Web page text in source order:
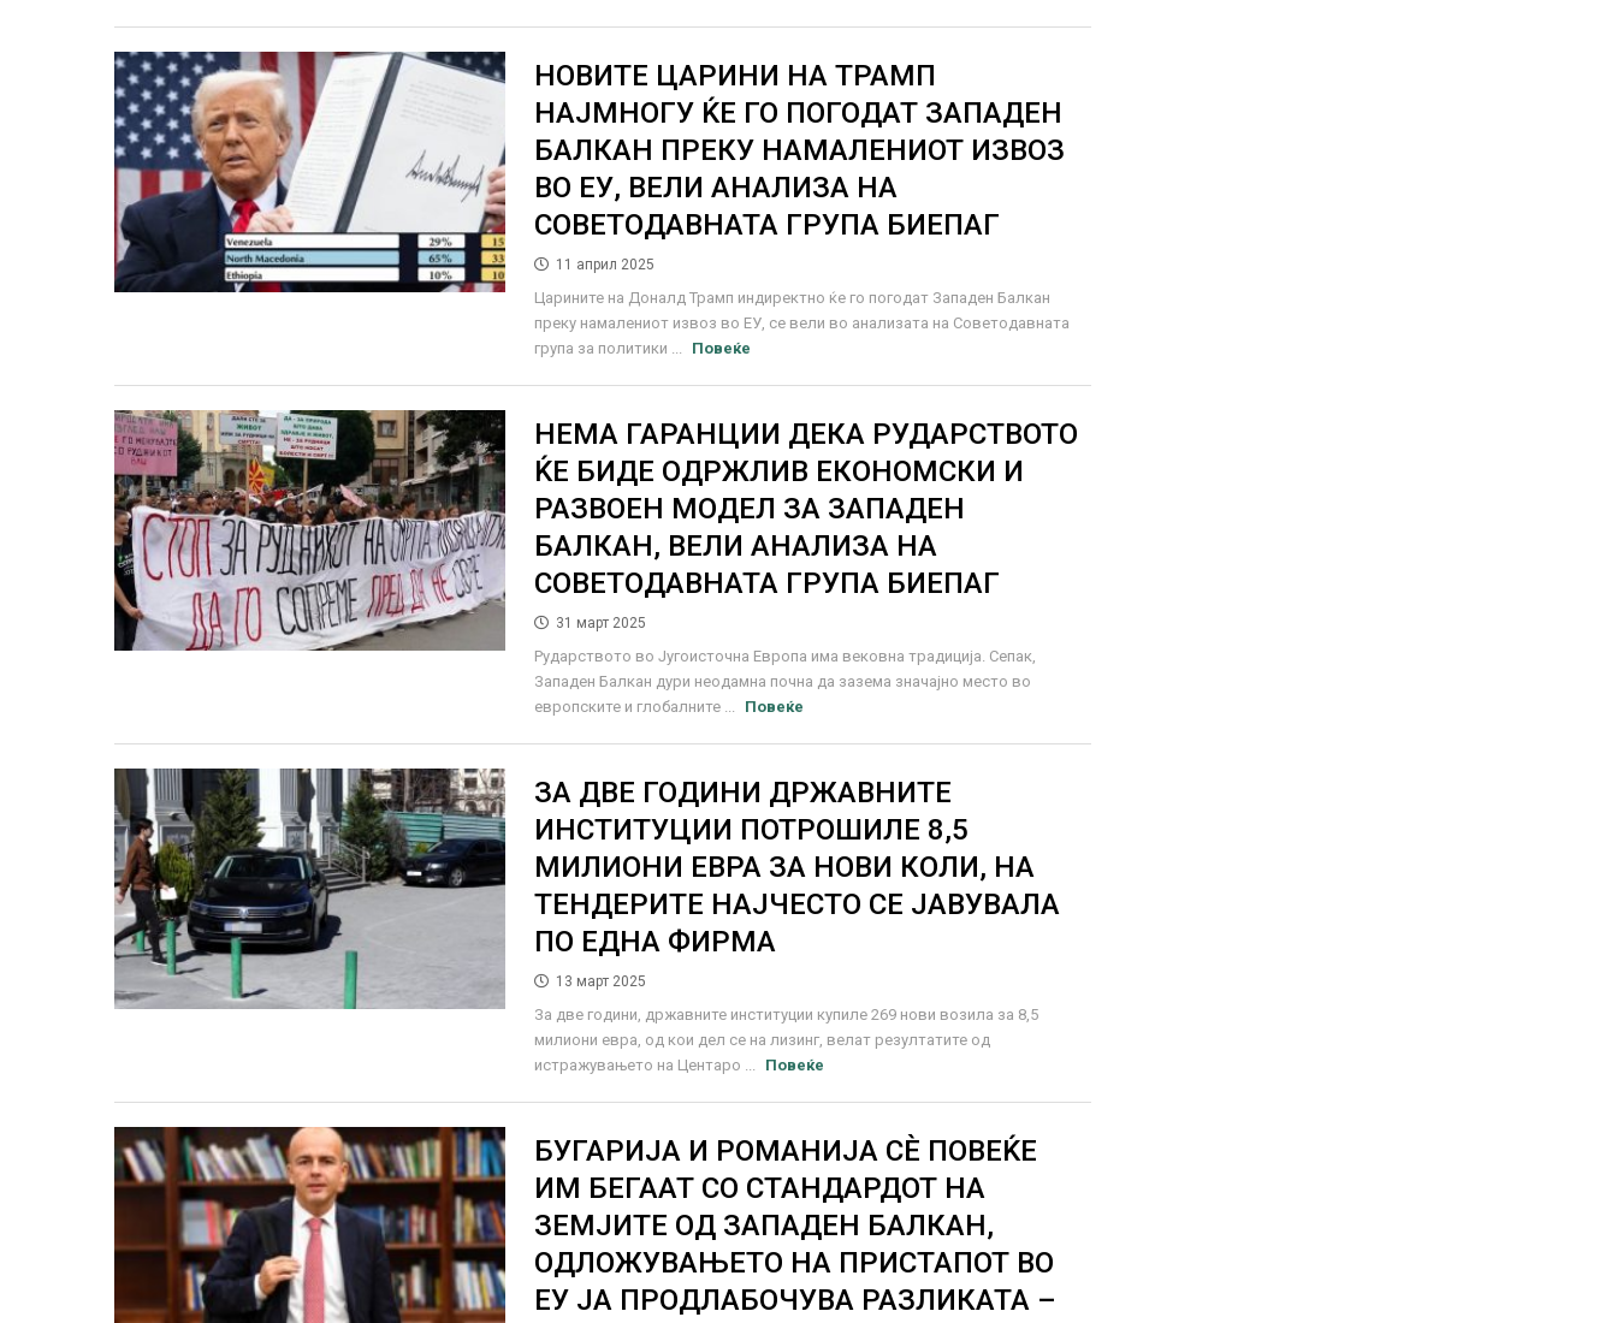
НОВИТЕ ЦАРИНИ НА ТРАМП
НАЈМНОГУ ЌЕ ГО ПОГОДАТ ЗАПАДЕН
БАЛКАН ПРЕКУ НАМАЛЕНИОТ ИЗВОЗ
ВО ЕУ, ВЕЛИ АНАЛИЗА НА
СОВЕТОДАВНАТА ГРУПА БИЕПАГ
11 април 2025
Царините на Доналд Трамп индиректно ќе го погодат Западен Балкан
преку намалениот извоз во ЕУ, се вели во анализата на Советодавната
група за политики ...
Повеќе
НЕМА ГАРАНЦИИ ДЕКА РУДАРСТВОТО
ЌЕ БИДЕ ОДРЖЛИВ ЕКОНОМСКИ И
РАЗВОЕН МОДЕЛ ЗА ЗАПАДЕН
БАЛКАН, ВЕЛИ АНАЛИЗА НА
СОВЕТОДАВНАТА ГРУПА БИЕПАГ
31 март 2025
Рударството во Југоисточна Европа има вековна традиција. Сепак,
Западен Балкан дури неодамна почна да зазема значајно место во
европските и глобалните ...
Повеќе
ЗА ДВЕ ГОДИНИ ДРЖАВНИТЕ
ИНСТИТУЦИИ ПОТРОШИЛЕ 8,5
МИЛИОНИ ЕВРА ЗА НОВИ КОЛИ, НА
ТЕНДЕРИТЕ НАЈЧЕСТО СЕ ЈАВУВАЛА
ПО ЕДНА ФИРМА
13 март 2025
За две години, државните институции купиле 269 нови возила за 8,5
милиони евра, од кои дел се на лизинг, велат резултатите од
истражувањето на Центаро ...
Повеќе
БУГАРИЈА И РОМАНИЈА СЀ ПОВЕЌЕ
ИМ БЕГААТ СО СТАНДАРДОТ НА
ЗЕМЈИТЕ ОД ЗАПАДЕН БАЛКАН,
ОДЛОЖУВАЊЕТО НА ПРИСТАПОТ ВО
ЕУ ЈА ПРОДЛАБОЧУВА РАЗЛИКАТА –